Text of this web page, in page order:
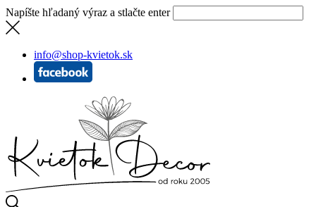
Napíšte hľadaný výraz a stlačte enter
info@shop-kvietok.sk